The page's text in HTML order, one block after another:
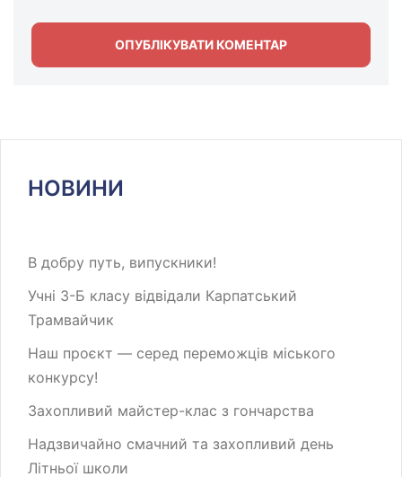
НОВИНИ
В добру путь, випускники!
Учні 3-Б класу відвідали Карпатський
Трамвайчик
Наш проєкт — серед переможців міського
конкурсу!
Захопливий майстер-клас з гончарства
Надзвичайно смачний та захопливий день
Літньої школи